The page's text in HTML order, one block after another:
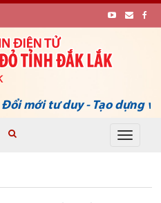
Đổi mới tư duy - Tạo dựng vị
Toggle